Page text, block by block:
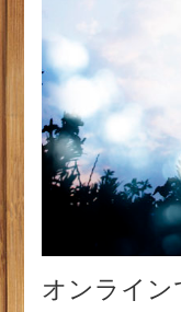
オンライン